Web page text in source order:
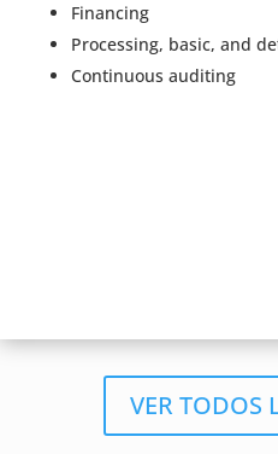
Financing
Processing, basic, and
Continuous auditing
VER TODOS